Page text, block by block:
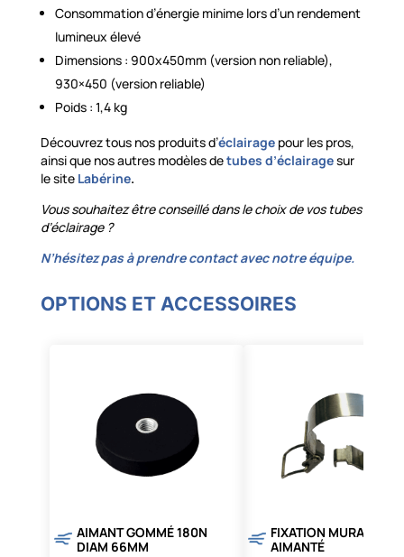
Consommation d’énergie minime lors d’un rendement
lumineux élevé
Dimensions : 900x450mm (version non reliable),
930×450 (version reliable)
Poids : 1,4 kg
Découvrez tous nos produits d’éclairagepour les pros,
ainsi que nos autres modèles detubes d’éclairagesur
le siteLabérine.
Vous souhaitez être conseillé dans le choix de vos tubes
d’éclairage ?
N’hésitez pas à prendre contact avec notre équipe.
OPTIONS ET ACCESSOIRES
AIMANT GOMMÉ 180N
DIAM 66MM
FIXATION MURALE OU
AIMANTÉ